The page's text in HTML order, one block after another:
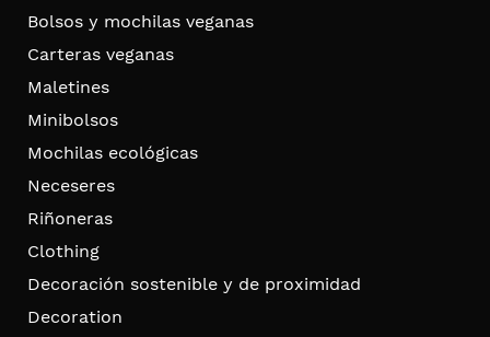
Bolsos y mochilas veganas
Carteras veganas
Maletines
Minibolsos
Mochilas ecológicas
Neceseres
Riñoneras
Clothing
Decoración sostenible y de proximidad
Decoration